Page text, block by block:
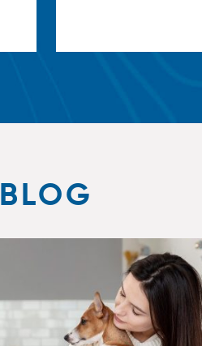
BLOG